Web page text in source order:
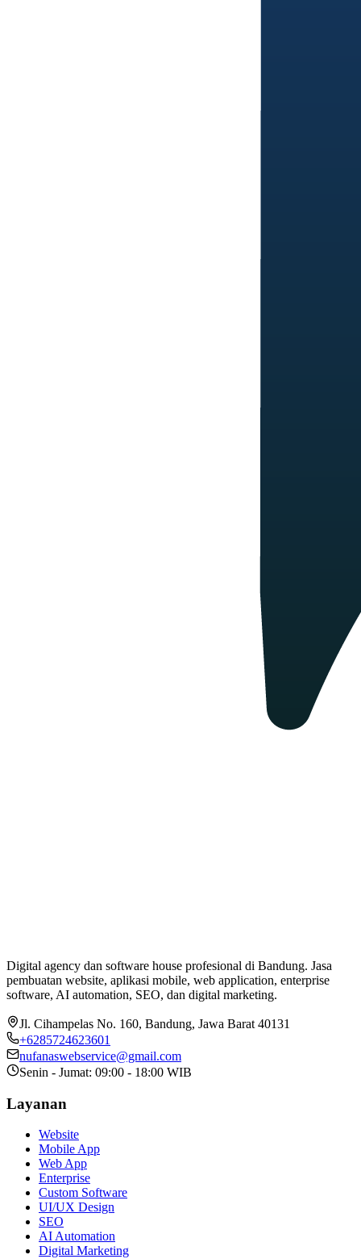
Digital agency dan software house profesional di Bandung. Jasa
pembuatan website, aplikasi mobile, web application, enterprise
software, AI automation, SEO, dan digital marketing.
Jl. Cihampelas No. 160, Bandung, Jawa Barat 40131
+6285724623601
nufanaswebservice@gmail.com
Senin - Jumat: 09:00 - 18:00 WIB
Layanan
Website
Mobile App
Web App
Enterprise
Custom Software
UI/UX Design
SEO
AI Automation
Digital Marketing